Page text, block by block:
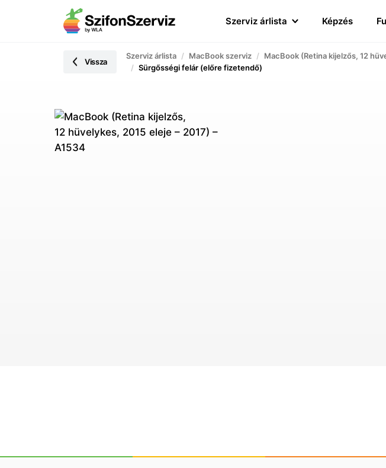
Szerviz árlista Képzés
Vissza
Szerviz árlista MacBook szerviz
MacBook (Retina kijelzős, 12
Sürgősségi felár (előre fizetendő)